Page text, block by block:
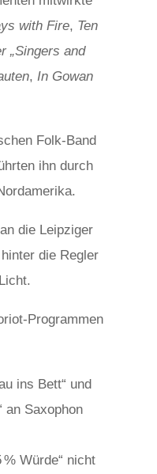
with Fire, Ten
„Singers and
, In Gowan
Folk‑Band
ihn durch
die Leipziger
die Regler
monney
ins Bett“ und
an Saxophon
% Würde“ nicht